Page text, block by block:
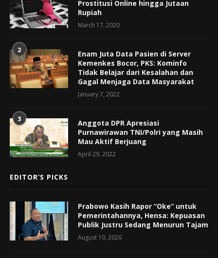
Prostitusi Online hingga Jutaan
Rupiah
March 17, 2020
2
Enam Juta Data Pasien di Server
Kemenkes Bocor, PKS: Kominfo
Tidak Belajar dari Kesalahan dan
Gagal Menjaga Data Masyarakat
January 7, 2022
3
Anggota DPR Apresiasi
Purnawirawan TNI/Polri yang Masih
Mau Aktif Berjuang
April 29, 2022
EDITOR’S PICKS
Prabowo Kasih Rapor “Oke” untuk
Pemerintahannya, Hensa: Kepuasan
Publik Justru Sedang Menurun Tajam
August 10, 2026